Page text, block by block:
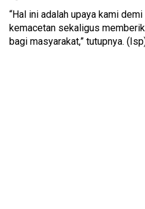
“Hal ini adalah upaya kami
kemacetan sekaligus
bagi masyarakat,” tutupnya.